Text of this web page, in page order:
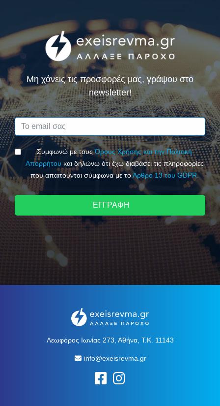
Μη χάνεις τις προσφορές μας, γράψου στο
newsletter!
Συμφωνώ με τουςΌρους Χρήσης και την Πολιτική
Απορρήτου και δηλώνω ότι έχω διαβάσει τις πληροφορίες
που απαιτούνται σύμφωνα με τοΆρθρο 13 του GDPR.
ΕΓΓΡΑΦΗ
Λεωφόρος Ιωνίας 273, Αθήνα, Τ.Κ. 11143
info@exeisrevma.gr